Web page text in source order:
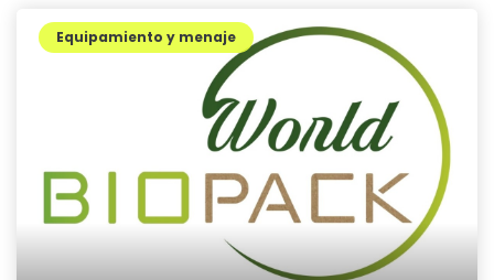
Equipamiento y menaje